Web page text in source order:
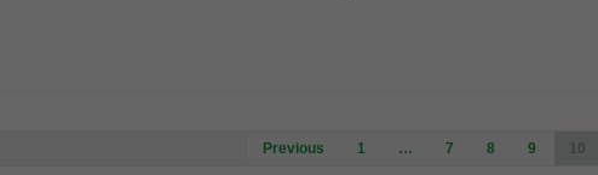
Posts
Previous 1 … 7 8 9 10